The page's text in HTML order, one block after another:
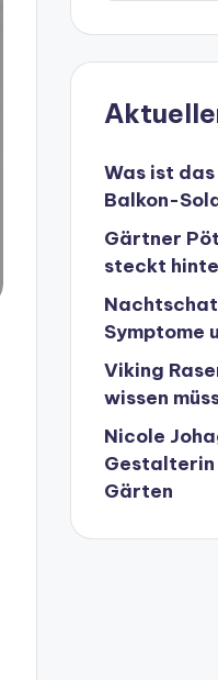
Was ist
Balkon-
Gärtner
steckt
Symptome
Viking
wissen
Nicole
Gestalterin
Gärten